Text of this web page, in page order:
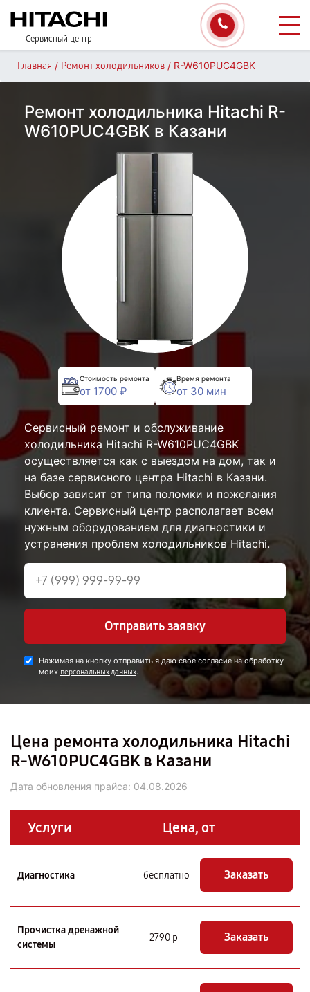
Сервисный центр
Главная / Ремонт холодильников / R-W610PUC4GBK
Ремонт холодильника Hitachi R-
W610PUC4GBK в Казани
Стоимость ремонта
от 1700 ₽
Время ремонта
от 30 мин
Сервисный ремонт и обслуживание
холодильника Hitachi R-W610PUC4GBK
осуществляется как с выездом на дом, так и
на базе сервисного центра Hitachi в Казани.
Выбор зависит от типа поломки и пожелания
клиента. Сервисный центр располагает всем
нужным оборудованием для диагностики и
устранения проблем холодильников Hitachi.
Отправить заявку
Нажимая на кнопку отправить я даю свое согласие на обработку
моих персональных данных.
Цена ремонта холодильника Hitachi
R-W610PUC4GBK в Казани
Дата обновления прайса: 04.08.2026
Услуги Цена, от
Диагностика бесплатно Заказать
Прочистка дренажной
системы
2790 р Заказать